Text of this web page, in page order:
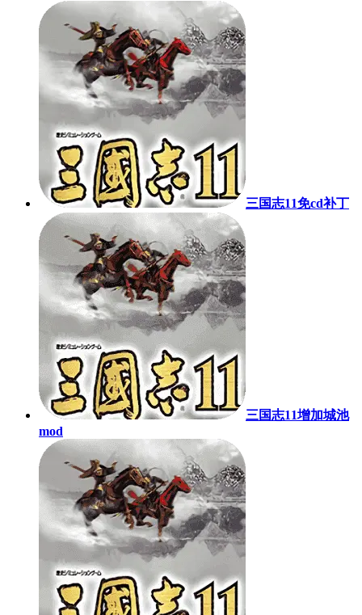
三国志11免cd补丁
三国志11增加城池
mod